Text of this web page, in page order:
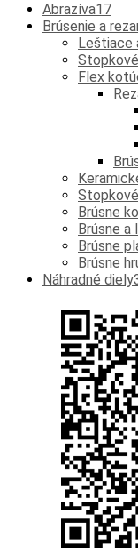
Abrazíva17
Brúsenie a
Leštiace
Flex
Brúsne
Brúsne
Brúsne
Brúsne
Náhradné diely